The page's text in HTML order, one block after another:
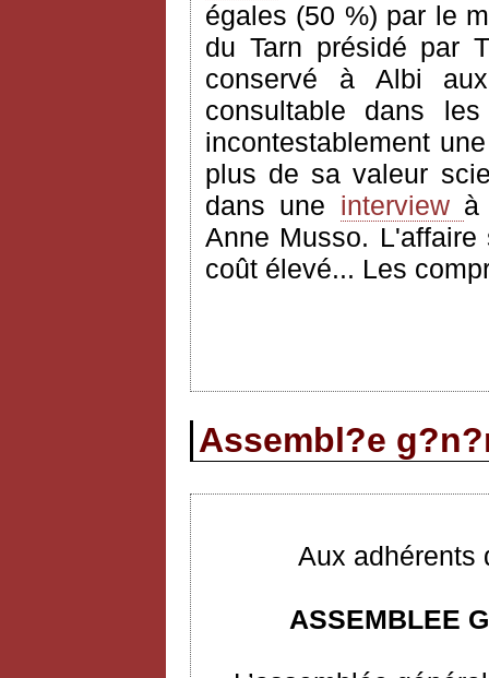
égales (50 %) par le
du Tarn présidé par
conservé à Albi
consultable dans
incontestablement
plus de sa valeur
dans une interview
Anne Musso.
coût élevé... Les
Assembl?e
Aux adhérents
ASSEMBLEE